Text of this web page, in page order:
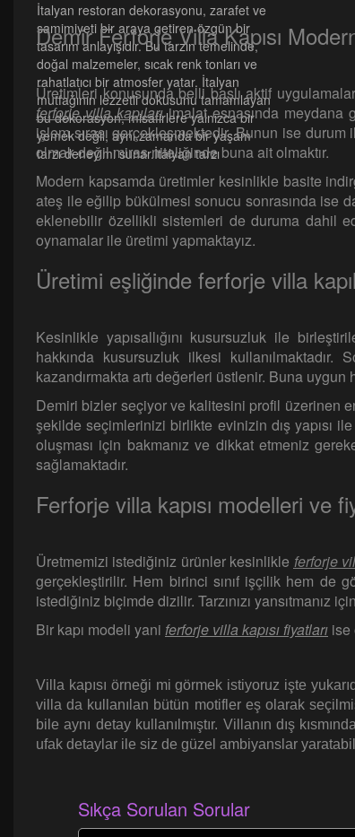
İtalyan restoran dekorasyonu, zarafet ve
samimiyeti bir araya getiren özgün bir
tasarım anlayışıdır. Bu tarzın temelinde,
doğal malzemeler, sıcak renk tonları ve
rahatlatıcı bir atmosfer yatar. İtalyan
mutfağının lezzetli dokusunu tamamlayan
bu dekorasyon, misafirlere yalnızca bir
yemek değil, aynı zamanda bir yaşam
tarzı deneyimi sunar.İtalyan tarzı
Demir Ferforje Villa Kapısı
Üretimleri konusunda belli başlı aktif
ferforje villa kapılarıimalat esnasında meydana
işlem sırası gerçekleşmektedir. Bunun ise
olmak değil miras niteliğinde buna ait olmaktır.
Modern kapsamda üretimler kesinlikle basite
ateş ile eğilip bükülmesi sonucu sonrasında ise
eklenebilir özellikli sistemleri de duruma dahil
oynamalar ile üretimi yapmaktayız.
Üretimi eşliğinde ferforje villa
Kesinlikle yapısallığını kusursuzluk ile
hakkında kusursuzluk ilkesi
kazandırmakta artı değerleri üstlenir. Buna uygun
Demiri bizler seçiyor ve kalitesini profil üzerinen
şekilde seçimlerinizi birlikte evinizin dış yapısı
oluşması için bakmanız ve dikkat etmeniz
sağlamaktadır.
Ferforje villa kapısı modelleri ve
Üretmemizi istediğiniz ürünler kesinlikle ferforje
gerçekleştirilir. Hem birinci sınıf işçilik hem de
istediğiniz biçimde dizilir. Tarzınızı yansıtmanız
Bir kapı modeli yani ferforje villa kapısı fiyatları ise
Villa kapısı örneği mi görmek istiyoruz işte
villa da kullanılan bütün motifler eş olarak
bile aynı detay kullanılmıştır. Villanın dış
ufak detaylar ile siz de güzel ambiyanslar
Sıkça Sorulan Sorular